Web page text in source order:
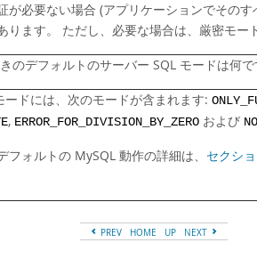
が必要ない場合 (アプリケーションでその
ります。 ただし、必要な場合は、厳密モー
のデフォルトのサーバー SQL モードは何で
ドには、次のモードが含まれます:
, ERROR_FOR_DIVISION_BY_ZERO および
ォルトの MySQL 動作の詳細は、 セクシ
PREV HOME UP NEXT